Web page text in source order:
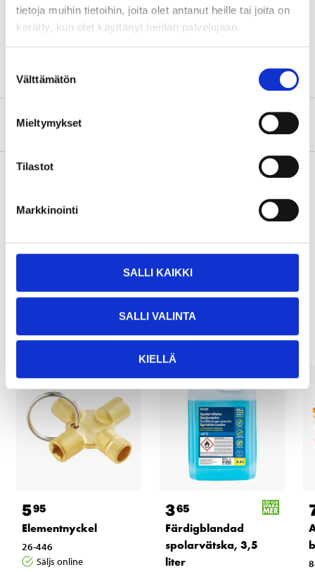
tietoja muihin tietoihin, joita olet antanut heille tai joita on
kerätty, kun olet käyttänyt heidän palvelujaan.
valinta
Välttämätön
Mieltymykset
Tilastot
Markkinointi
SALLI KAIKKI
SALLI VALINTA
KIELLÄ
Längd 84 mm (100 mm med
adapter)
Om tillverkaren
Andra kunder köpte också
595
Elementnyckel
26-446
Säljs online
365
Färdigblandad
spolarvätska, 3,5
liter